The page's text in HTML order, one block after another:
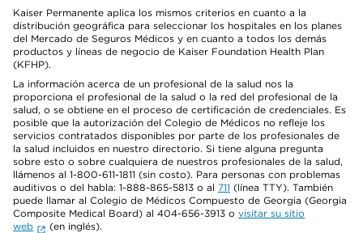
Kaiser Permanente aplica los mismos criterios en cuanto a la
distribución geográfica para seleccionar los hospitales en los planes
del Mercado de Seguros Médicos y en cuanto a todos los demás
productos y líneas de negocio de Kaiser Foundation Health Plan
(KFHP).
La información acerca de un profesional de la salud nos la
proporciona el profesional de la salud o la red del profesional de la
salud, o se obtiene en el proceso de certificación de credenciales. Es
posible que la autorización del Colegio de Médicos no refleje los
servicios contratados disponibles por parte de los profesionales de
la salud incluidos en nuestro directorio. Si tiene alguna pregunta
sobre esto o sobre cualquiera de nuestros profesionales de la salud,
llámenos al 1-800-611-1811 (sin costo). Para personas con problemas
auditivos o del habla: 1-888-865-5813 o al 711 (línea TTY). También
puede llamar al Colegio de Médicos Compuesto de Georgia (Georgia
Composite Medical Board) al 404-656-3913 o visitar su sitio
web
(en inglés).